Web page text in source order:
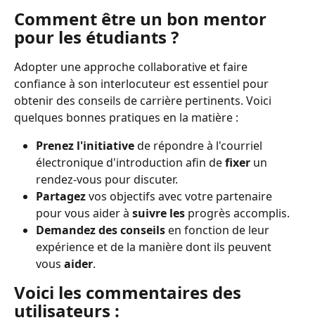
Comment être un bon mentor
pour les étudiants ?
Adopter une approche collaborative et faire
confiance à son interlocuteur est essentiel pour
obtenir des conseils de carrière pertinents. Voici
quelques bonnes pratiques en la matière :
Prenez l'initiative de répondre à l'courriel
électronique d'introduction afin de fixer un
rendez-vous pour discuter.
Partagez vos objectifs avec votre partenaire
pour vous aider à suivre les progrès accomplis.
Demandez des conseils en fonction de leur
expérience et de la manière dont ils peuvent
vous aider.
Voici les commentaires des
utilisateurs :